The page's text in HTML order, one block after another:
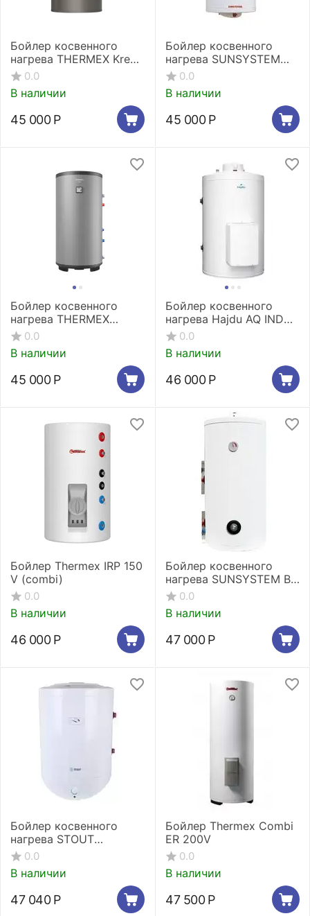
Бойлер косвенного
нагрева THERMEX Kredo
300 F
0.0
В наличии
45 000 Р
Бойлер косвенного
нагрева SUNSYSTEM
BB-N NL2 150 V/S1
Настенный
0.0
В наличии
45 000 Р
Бойлер косвенного
нагрева THERMEX
Espero 250 F
0.0
В наличии
45 000 Р
Бойлер косвенного
нагрева Hajdu AQ IND
SCE 100
0.0
В наличии
46 000 Р
Бойлер Thermex IRP 150
V (combi)
0.0
В наличии
46 000 Р
Бойлер косвенного
нагрева SUNSYSTEM BB
150 V/S1 UP Напольный
0.0
В наличии
47 000 Р
Бойлер косвенного
нагрева STOUT
настенный 100 л., ТЭН
2,4 кВт
0.0
В наличии
47 040 Р
Бойлер Thermex Combi
ER 200V
0.0
В наличии
47 500 Р